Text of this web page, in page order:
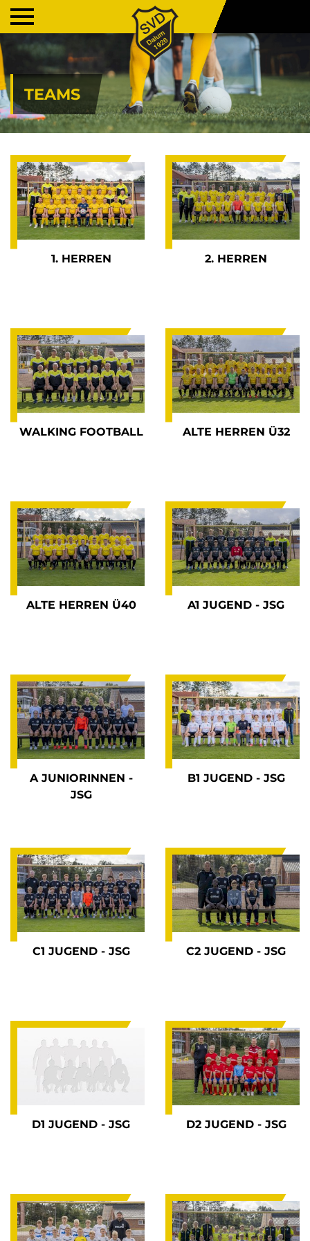
TEAMS
1. HERREN 2. HERREN
WALKING FOOTBALL ALTE HERREN Ü32
ALTE HERREN Ü40 A1 JUGEND - JSG
A JUNIORINNEN -
JSG
B1 JUGEND - JSG
C1 JUGEND - JSG C2 JUGEND - JSG
D1 JUGEND - JSG D2 JUGEND - JSG